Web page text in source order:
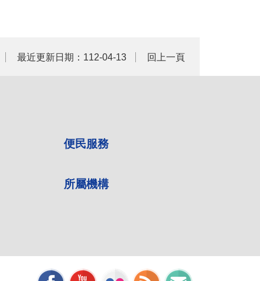
最近更新日期：112-04-13 回上一頁
便民服務
所屬機構